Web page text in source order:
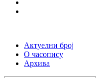
Актуелни број
О часопису
Архива